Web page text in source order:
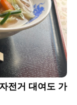
전거 대여도 가